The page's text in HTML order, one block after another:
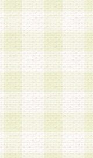
一のメールアドレ
を提供している企
人またはその家族
る場合
員として承認する
る会員登録手続
、会員登録の取り